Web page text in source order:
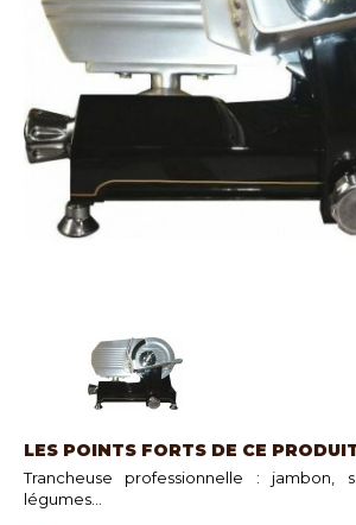
LES POINTS FORTS DE CE
Trancheuse professionnelle : jambon,
légumes...